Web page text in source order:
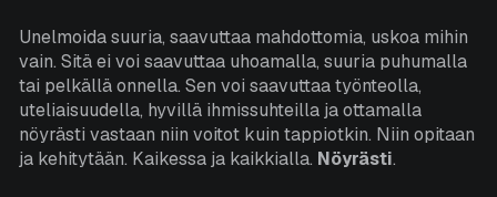
Unelmoida suuria, saavuttaa mahdottomia, uskoa mihin
vain. Sitä ei voi saavuttaa uhoamalla, suuria puhumalla
tai pelkällä onnella. Sen voi saavuttaa työnteolla,
uteliaisuudella, hyvillä ihmissuhteilla ja ottamalla
nöyrästi vastaan niin voitot kuin tappiotkin. Niin opitaan
ja kehitytään. Kaikessa ja kaikkialla. Nöyrästi.